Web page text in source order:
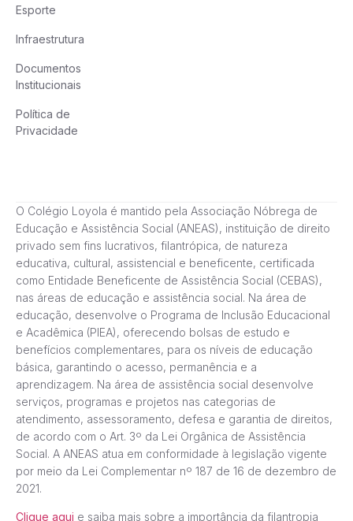
Esporte
Infraestrutura
Documentos
Institucionais
Política de
Privacidade
O Colégio Loyola é mantido pela Associação Nóbrega de
Educação e Assistência Social (ANEAS), instituição de direito
privado sem fins lucrativos, filantrópica, de natureza
educativa, cultural, assistencial e beneficente, certificada
como Entidade Beneficente de Assistência Social (CEBAS),
nas áreas de educação e assistência social. Na área de
educação, desenvolve o Programa de Inclusão Educacional
e Acadêmica (PIEA), oferecendo bolsas de estudo e
benefícios complementares, para os níveis de educação
básica, garantindo o acesso, permanência e a
aprendizagem. Na área de assistência social desenvolve
serviços, programas e projetos nas categorias de
atendimento, assessoramento, defesa e garantia de direitos,
de acordo com o Art. 3º da Lei Orgânica de Assistência
Social. A ANEAS atua em conformidade à legislação vigente
por meio da Lei Complementar nº 187 de 16 de dezembro de
2021.
Clique aqui e saiba mais sobre a importância da filantropia